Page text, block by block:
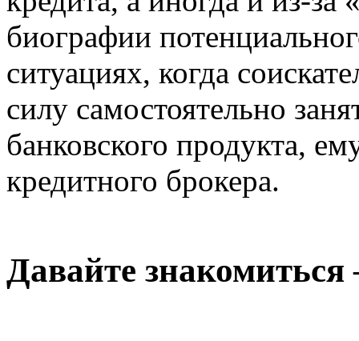
биографии
ситуациях, когда
силу самостоятельно
банковского продукта,
кредитного брокера.
Давайте